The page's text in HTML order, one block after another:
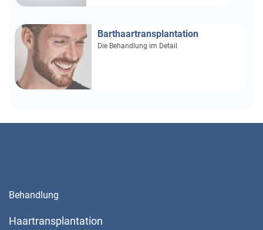
Barthaartransplantation
Die Behandlung im Detail
Behandlung
Haartransplantation